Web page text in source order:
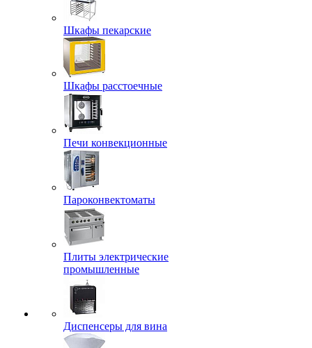
Шкафы пекарские
Шкафы расстоечные
Печи конвекционные
Пароконвектоматы
Плиты электрические
промышленные
Диспенсеры для вина